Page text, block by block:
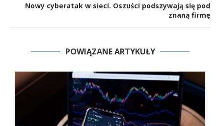
Nowy cyberatak w sieci. Oszuści podszywają się pod
znaną firmę
POWIĄZANE ARTYKUŁY